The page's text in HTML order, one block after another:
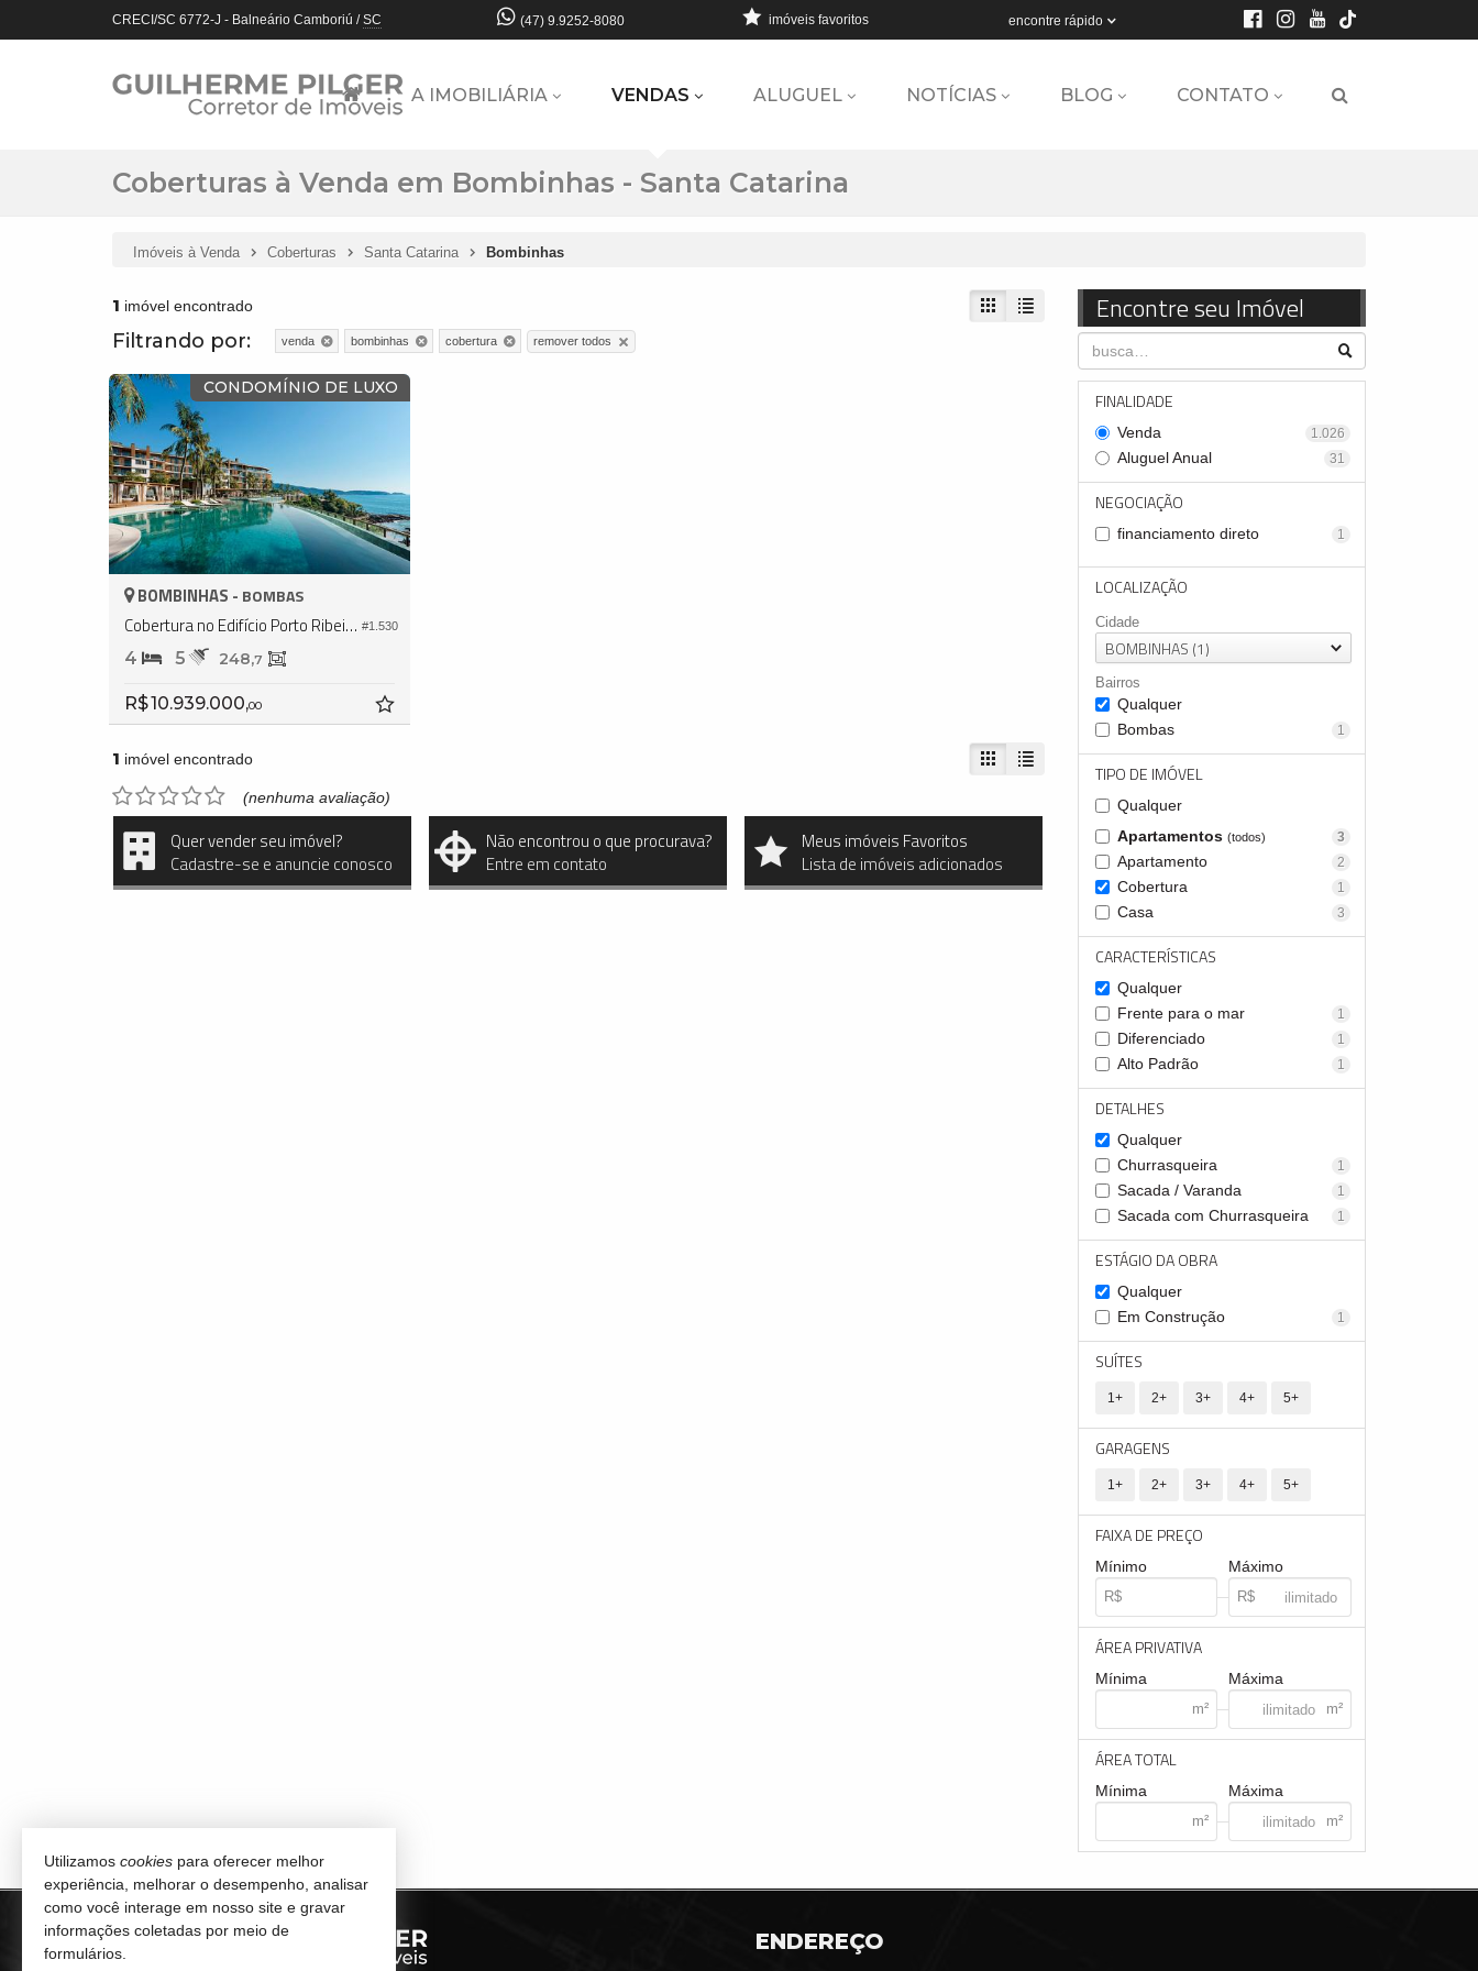
CRECI/SC 6772-J - Balneário Camboriú /SC (47) 9.9252-8080 encontre rápido
imóveis favoritos
A IMOBILIÁRIA VENDAS ALUGUEL NOTÍCIAS BLOG CONTATO
Coberturas à Venda em Bombinhas - Santa Catarina
Imóveis à Venda Coberturas Santa Catarina Bombinhas
Encontre seu Imóvel
FINALIDADE
Venda 1.026
Aluguel Anual 31
NEGOCIAÇÃO
financiamento direto 1
LOCALIZAÇÃO
Cidade
BOMBINHAS (1)
Bairros
Qualquer
Bombas
1
TIPO DE IMÓVEL
Qualquer
Apartamentos (todos) 3
Apartamento 2
Cobertura 1
Casa 3
CARACTERÍSTICAS
Qualquer
Frente para o mar
1
Diferenciado 1
Alto Padrão 1
DETALHES
Qualquer
Churrasqueira
1
Sacada / Varanda 1
Sacada com Churrasqueira 1
ESTÁGIO DA OBRA
Qualquer
Em Construção
1
SUÍTES
1+ 2+ 3+ 4+ 5+
GARAGENS
1+ 2+ 3+ 4+ 5+
FAIXA DE PREÇO
Mínimo Máximo
ÁREA PRIVATIVA
Mínima Máxima
ÁREA TOTAL
Mínima Máxima
1 imóvel encontrado
Filtrando por: venda bombinhas cobertura remover todos
CONDOMÍNIO DE LUXO
#1.530
BOMBINHAS - BOMBAS
Cobertura no Edifício Porto Ribeiro Village
4 5 248,7
R$ 10.939.000,00
1 imóvel encontrado
(nenhuma avaliação)
Quer vender seu imóvel?
Cadastre-se e anuncie conosco
Não encontrou o que procurava?
Entre em contato
Meus imóveis Favoritos
Lista de imóveis adicionados
ENDEREÇO
Utilizamos cookies para oferecer melhor
experiência, melhorar o desempenho, analisar
como você interage em nosso site e gravar
informações coletadas por meio de
formulários.